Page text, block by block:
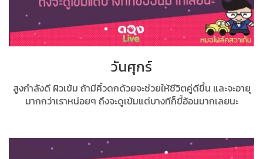
วันศุกร์
สูงกำลังดี ผิวเข้ม ถ้ามีคิ้วดกด้วยจะช่วยให้ชีวิตคู่ดีขึ้น และจะอายุ
มากกว่าเราหน่อยๆ ถึงจะดูเข้มแต่บางทีก็ขี้อ้อนมากเลยนะ